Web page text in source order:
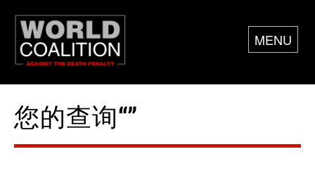
MENU
您的查询“”